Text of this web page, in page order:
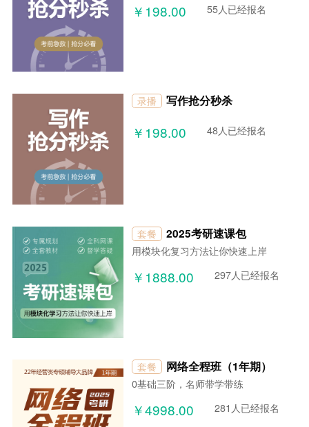
￥198.00 55人已经报名
录播 写作抢分秒杀
￥198.00 48人已经报名
套餐 2025考研速课包
用模块化复习方法让你快速上岸
￥1888.00 297人已经报名
套餐 网络全程班（1年期）
0基础三阶，名师带学带练
￥4998.00 281人已经报名